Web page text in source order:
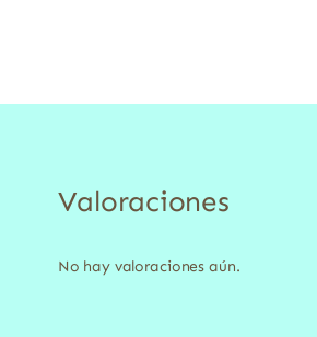
Valoraciones
No hay valoraciones aún.